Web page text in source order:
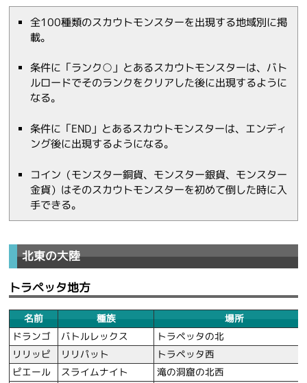
全100種類のスカウトモンスターを出現する地域別に掲
載。
条件に「ランク○」とあるスカウトモンスターは、バト
ルロードでそのランクをクリアした後に出現するように
なる。
条件に「END」とあるスカウトモンスターは、エンディ
ング後に出現するようになる。
コイン（モンスター銅貨、モンスター銀貨、モンスター
金貨）はそのスカウトモンスターを初めて倒した時に入
手できる。
北東の大陸
トラペッタ地方
名前 種族
場所
ドランゴ
バトルレックス
トラペッタの北
リリッピ
リリパット
トラペッタ西
ピエール
スライムナイト
滝の洞窟の北西